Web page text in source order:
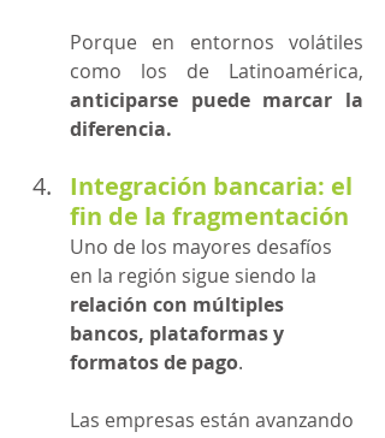
Porque en entornos volátiles
anticiparse puede marcar la
diferencia.
Integración bancaria: el
fin de la fragmentación
Uno de los mayores desafíos
en la región sigue siendo la
relación con múltiples
bancos, plataformas y
formatos de pago.
Las empresas están avanzando